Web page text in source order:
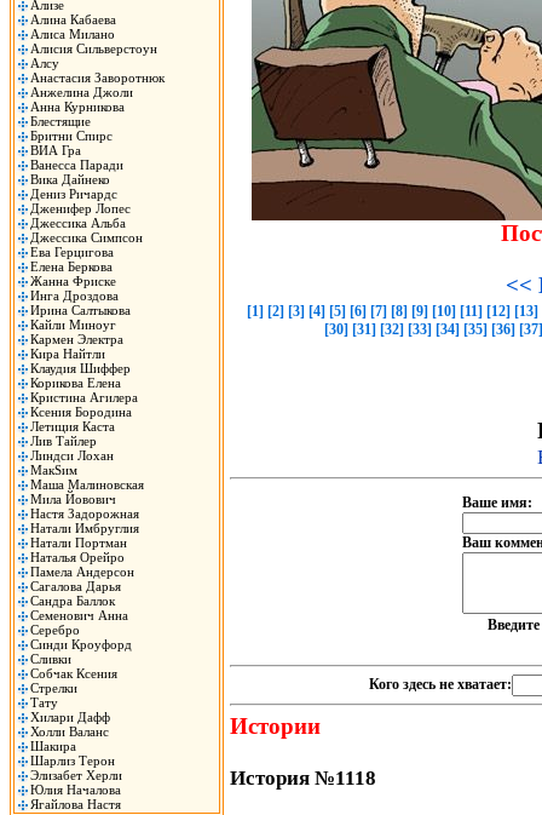
Ализе
Алина Кабаева
Алиса Милано
Алисия Сильверстоун
Алсу
Анастасия Заворотнюк
Анжелина Джоли
Анна Курникова
Блестящие
Бритни Спирс
ВИА Гра
Ванесса Паради
Вика Дайнеко
Дениз Ричардс
Дженифер Лопес
Джессика Альба
Джессика Симпсон
Ева Герцигова
Елена Беркова
Жанна Фриске
Инга Дроздова
Ирина Салтыкова
Кайли Миноуг
Кармен Электра
Кира Найтли
Клаудия Шиффер
Корикова Елена
Кристина Агилера
Ксения Бородина
Летиция Каста
Лив Тайлер
Линдси Лохан
МакSим
Маша Малиновская
Мила Йовович
Настя Задорожная
Натали Имбруглия
Натали Портман
Наталья Орейро
Памела Андерсон
Сагалова Дарья
Сандра Баллок
Семенович Анна
Серебро
Синди Кроуфорд
Сливки
Собчак Ксения
Стрелки
Тату
Хилари Дафф
Холли Валанс
Шакира
Шарлиз Терон
Элизабет Херли
Юлия Началова
Ягайлова Настя
<<
[1] [2] [3] [4] [5] [6] [7] [8] [9] [10] [11] [12] [13]
[30] [31] [32] [33] [34] [35] [36] [37]
Ваше имя:
Ваш
Кого здесь не хватает:
Истории
История №1118